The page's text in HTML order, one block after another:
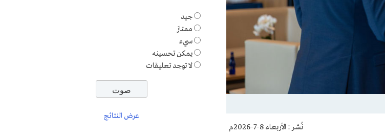
نُشر : الأربعاء 8-7-2026م
جيد
ممتاز
سيء
يمكن تحسينه
لا توجد تعليقات
عرض النتائج